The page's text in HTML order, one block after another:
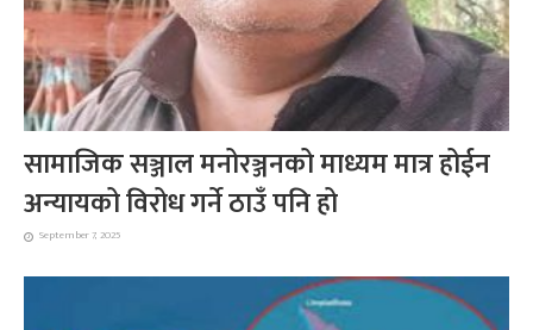
सामाजिक सञ्जाल मनोरञ्जनको माध्यम मात्र होईन
अन्यायको विरोध गर्ने ठाउँ पनि हो
September 7, 2025